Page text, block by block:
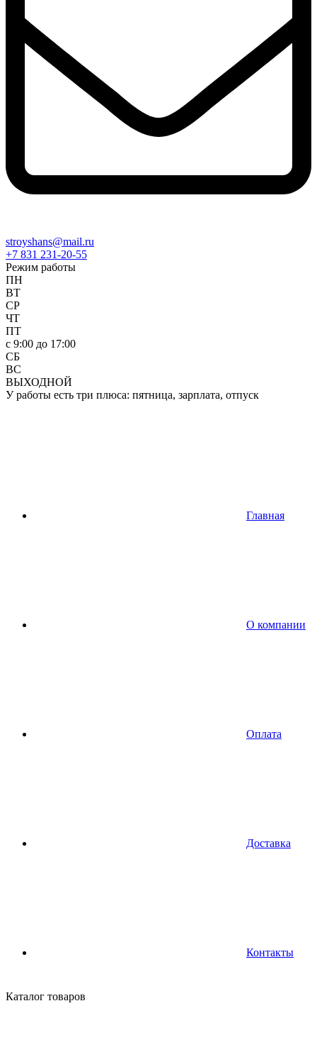
stroyshans@mail.ru
+7 831 231-20-55
Режим работы
ПН
ВТ
СР
ЧТ
ПТ
c 9:00 до 17:00
СБ
ВС
ВЫХОДНОЙ
У работы есть три плюса: пятница, зарплата, отпуск
Главная
О компании
Оплата
Доставка
Контакты
Каталог товаров